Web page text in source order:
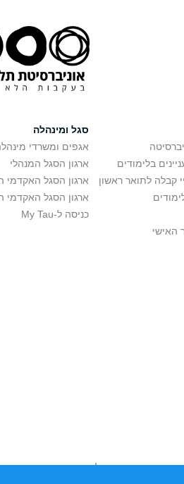
בלימודים
קבלה לתואר ראשון
האישי
סגל ומינהלה
אגפים ומשרדי
ארגון הסגל המנהלי
ארגון הסגל האקדמי
ארגון הסגל האקדמי
כניסה ל-My Tau
יוצרים. אם בבעלותך זכויות יוצרים